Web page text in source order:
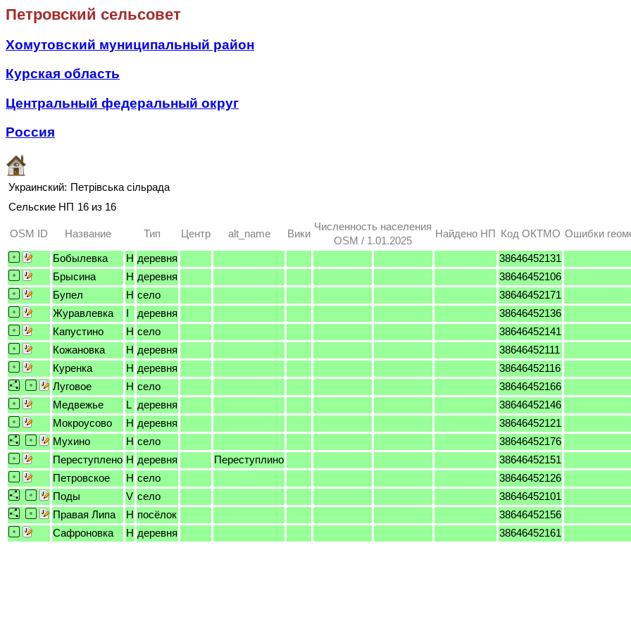
Петровский сельсовет
Хомутовский муниципальный район
Курская область
Центральный федеральный округ
Россия
Украинский: Петрівська сільрада
Сельские НП 16 из 16
OSM ID Название Тип Центр alt_name Вики
Численность населения
OSM / 1.01.2025
Найдено НП Код ОКТМО Ошибки
Бобылевка H деревня
38646452131
Брысина
H деревня
38646452106
Бупел
H село
38646452171
Журавлевка
I деревня
38646452136
Капустино
H село
38646452141
Кожановка
H деревня
38646452111
Куренка
H деревня
38646452116
Луговое
H село
38646452166
Медвежье
L деревня
38646452146
Мокроусово
H деревня
38646452121
Мухино
H село
38646452176
Переступлено H деревня Переступлино
38646452151
Петровское
H село
38646452126
Поды
V село
38646452101
Правая Липа
H посёлок
38646452156
Сафроновка
H деревня 38646452161